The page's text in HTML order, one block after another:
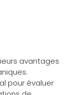
avantages
pour évaluer